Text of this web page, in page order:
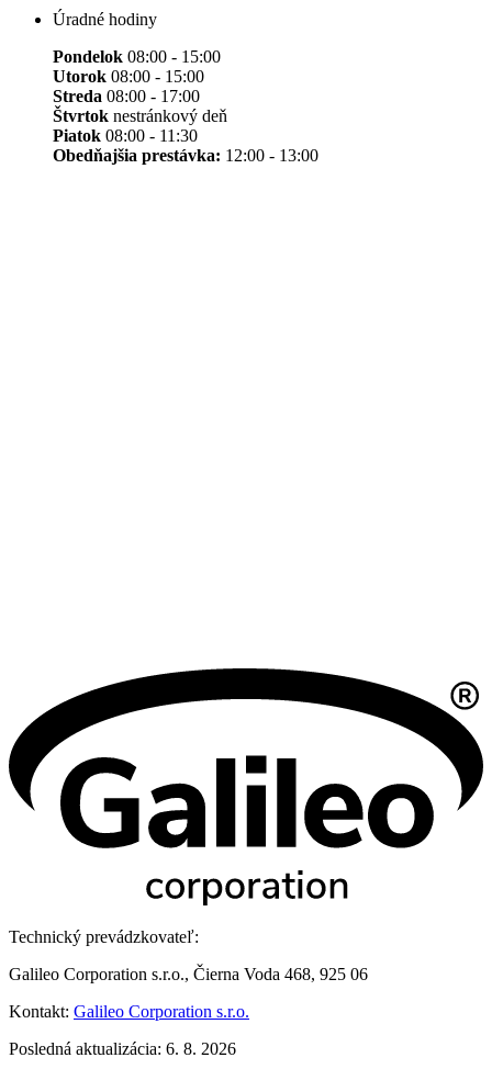
Úradné hodiny
Pondelok 08:00 - 15:00
Utorok 08:00 - 15:00
Streda 08:00 - 17:00
Štvrtok nestránkový deň
Piatok 08:00 - 11:30
Obedňajšia prestávka: 12:00 - 13:00
Technický prevádzkovateľ:
Galileo Corporation s.r.o., Čierna Voda 468, 925 06
Kontakt: Galileo Corporation s.r.o.
Posledná aktualizácia: 6. 8. 2026